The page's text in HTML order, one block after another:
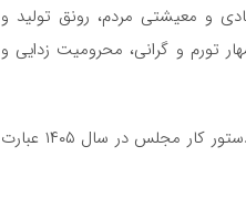
و معیشتی مردم، رونق تولید و
تورم و گرانی، محرومیت زدایی و
۵- مجلس باید پیشران در امیدآفرینی و مصوبات آن در جهت نیازهای مردم باشد و دستور کار مجلس در سال ۱۴۰۵ عبارت